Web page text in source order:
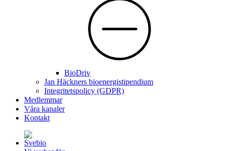
BioDriv
Jan Häckners bioenergistipendium
Integritetspolicy (GDPR)
Medlemmar
Våra kanaler
Kontakt